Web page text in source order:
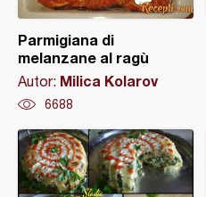
Parmigiana di
melanzane al ragù
Autor: Milica Kolarov
6688